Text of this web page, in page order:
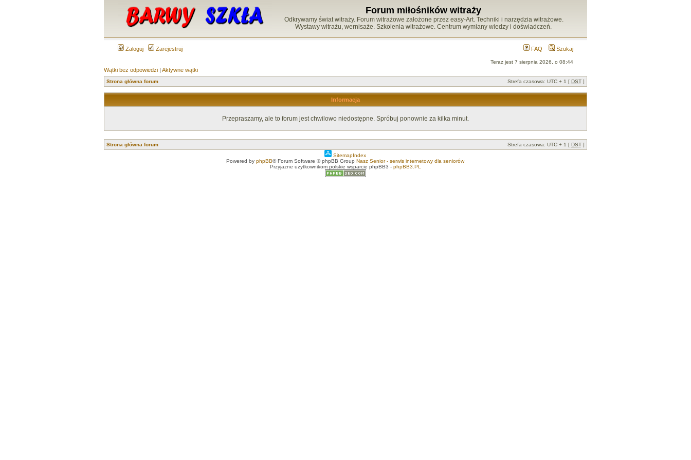
Forum miłośników witraży
Odkrywamy świat witraży. Forum witrażowe założone przez easy-Art. Techniki i narzędzia witrażowe.
Wystawy witrażu, wernisaże. Szkolenia witrażowe. Centrum wymiany wiedzy i doświadczeń.
Zaloguj Zarejestruj FAQ Szukaj
Teraz jest 7 sierpnia 2026, o 08:44
Wątki bez odpowiedzi| Aktywne wątki
Strona główna forum Strefa czasowa: UTC + 1 [ DST]
Informacja
Przepraszamy, ale to forum jest chwilowo niedostępne. Spróbuj ponownie za kilka minut.
Strona główna forum Strefa czasowa: UTC + 1 [ DST]
SitemapIndex
Powered byphpBB® Forum Software © phpBB GroupNasz Senior - serwis internetowy dla seniorów
Przyjazne użytkownikom polskie wsparcie phpBB3 - phpBB3.PL